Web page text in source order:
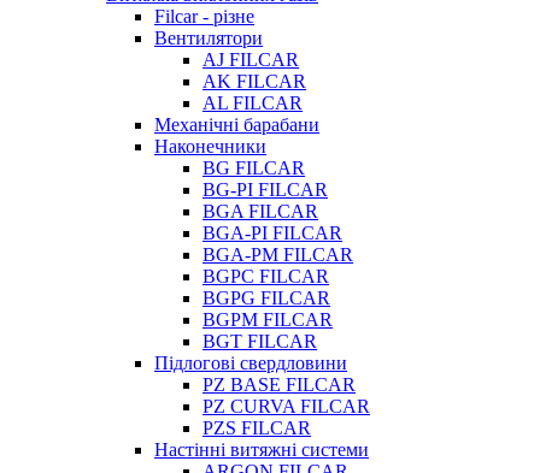
Filcar - різне
Вентилятори
AJ FILCAR
AK FILCAR
AL FILCAR
Механічні барабани
Наконечники
BG FILCAR
BG-PI FILCAR
BGA FILCAR
BGA-PI FILCAR
BGA-PM FILCAR
BGPC FILCAR
BGPG FILCAR
BGPM FILCAR
BGT FILCAR
Підлогові свердловини
PZ BASE FILCAR
PZ CURVA FILCAR
PZS FILCAR
Настінні витяжні системи